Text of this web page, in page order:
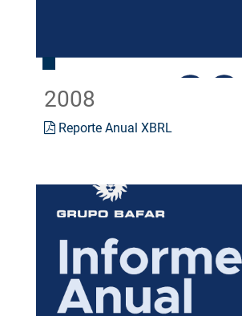
2008
Reporte Anual XBRL